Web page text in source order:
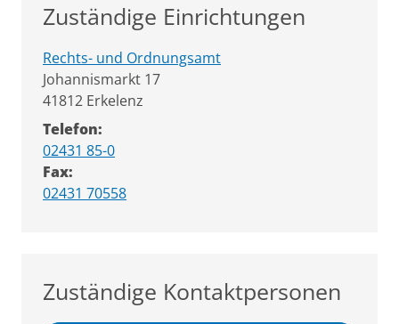
Zuständige Einrichtungen
Rechts- und Ordnungsamt
Straße:
Johannismarkt Hausnummer:
17
PLZ:
41812 Ort:
Erkelenz
Telefon:
02431 85-0
Fax:
02431 70558
Zuständige Kontaktpersonen